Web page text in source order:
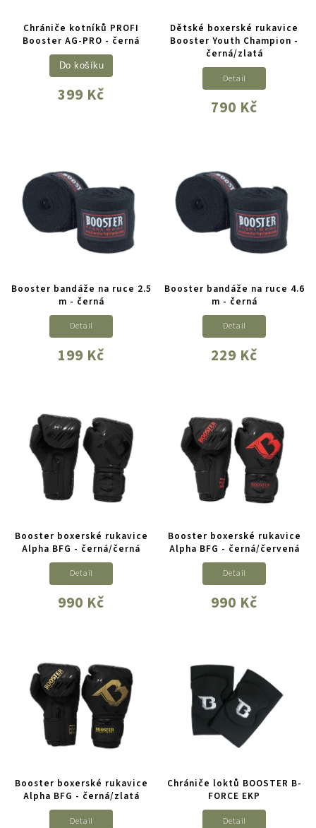
Chrániče kotníků PROFI
Booster AG-PRO - černá
399 Kč
Do košíku
Dětské boxerské rukavice
Booster Youth Champion -
černá/zlatá
790 Kč
Detail
Booster bandáže na ruce 2.5
m - černá
199 Kč
Detail
Booster bandáže na ruce 4.6
m - černá
229 Kč
Detail
Booster boxerské rukavice
Alpha BFG - černá/černá
990 Kč
Detail
Booster boxerské rukavice
Alpha BFG - černá/červená
990 Kč
Detail
Booster boxerské rukavice
Alpha BFG - černá/zlatá
Detail
Chrániče loktů BOOSTER B-
FORCE EKP
Detail